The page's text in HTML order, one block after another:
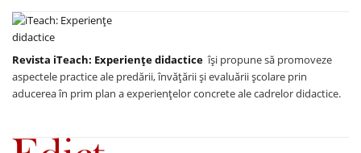
Revista iTeach: Experienţe didactice îşi propune să promoveze
aspectele practice ale predării, învăţării şi evaluării şcolare prin
aducerea în prim plan a experienţelor concrete ale cadrelor didactice.